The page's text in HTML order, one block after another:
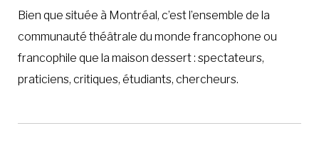
Bien que située à Montréal, c’est l’ensemble de la
communauté théâtrale du monde francophone ou
francophile que la maison dessert : spectateurs,
praticiens, critiques, étudiants, chercheurs.